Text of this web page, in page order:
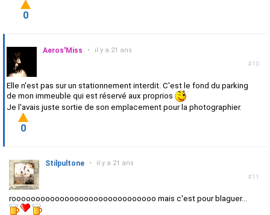
0
#10
Aeros'Miss • il y a 21 ans
Elle n'est pas sur un stationnement interdit. C'est le fond du parking
de mon immeuble qui est réservé aux proprios
Je l'avais juste sortie de son emplacement pour la photographier.
0
#11
Stilpultone • il y a 21 ans
roooooooooooooooooooooooooooooo mais c'est pour blaguer...